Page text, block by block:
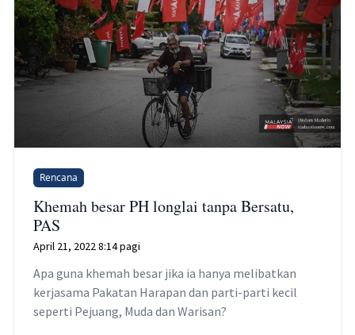
Rencana
Khemah besar PH longlai tanpa Bersatu,
PAS
April 21, 2022 8:14 pagi
Apa guna khemah besar jika ia hanya melibatkan
kerjasama Pakatan Harapan dan parti-parti kecil
seperti Pejuang, Muda dan Warisan?